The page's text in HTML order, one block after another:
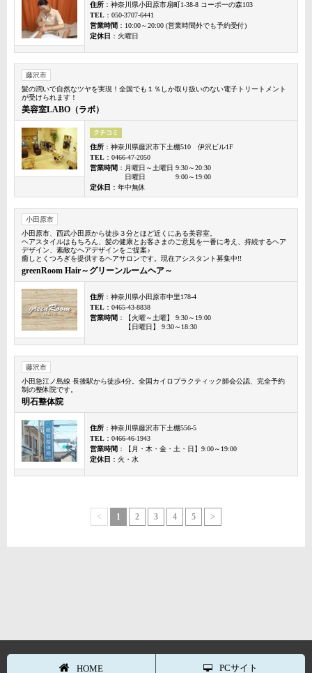
住所 ：神奈川県小田原市扇町1-38-8 コーポ一の森103
TEL ：050-3707-6441
営業時間 ：10:00～20:00 (営業時間外でも予約受付)
定休日 ：火曜日
藤沢市
髪の潤いで自然なツヤを実現！全国でも１％しか取り扱いのない電子トリートメント
が受けられます！
美容室LABO（ラボ）
クチコミ
住所 ：神奈川県藤沢市下土棚510 伊沢ビル1F
TEL ：0466-47-2050
営業時間 ：月曜日～土曜日 9:30～20:30
日曜日 9:00～19:00
定休日 ：年中無休
小田原市
小田原市、西武小田原から徒歩３分とほど近くにある美容室。
ヘアスタイルはもちろん、髪の健康とお客さまのご意見を一番に考え、持続するヘア
デザイン、素敵なヘアデザインをご提案♪
癒しとくつろぎを提供するヘアサロンです。現在アシスタント募集中!!
greenRoom Hair～グリーンルームヘア～
住所 ：神奈川県小田原市中里178-4
TEL ：0465-43-8838
営業時間 ：【火曜～土曜】 9:30～19:00
【日曜日】 9:30～18:30
藤沢市
小田急江ノ島線 長後駅から徒歩4分。全国カイロプラクティック師会公認、完全予約
制の整体院です。
明石整体院
住所 ：神奈川県藤沢市下土棚556-5
TEL ：0466-46-1943
営業時間 ：【月・木・金・土・日】9:00～19:00
定休日 ：火・水
< 1 2 3 4 5 >
HOME PCサイト